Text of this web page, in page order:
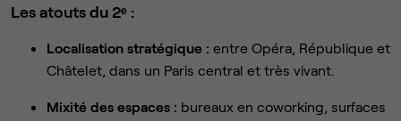
Les atouts du 2ᵉ :
Localisation stratégique : entre Opéra, République et
Châtelet, dans un Paris central et très vivant.
Mixité des espaces : bureaux en coworking, surfaces